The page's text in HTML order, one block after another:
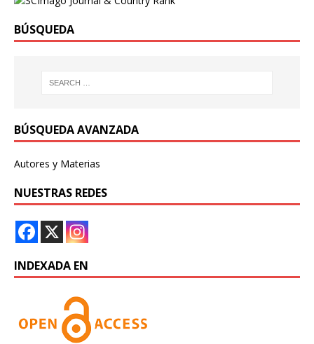
BÚSQUEDA
BÚSQUEDA AVANZADA
Autores y Materias
NUESTRAS REDES
INDEXADA EN